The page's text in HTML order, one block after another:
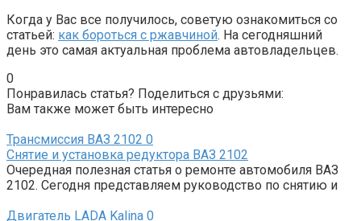
Когда у Вас все получилось, советую ознакомиться со
статьей: как бороться с ржавчиной. На сегодняшний
день это самая актуальная проблема автовладельцев.
0
Понравилась статья? Поделиться с друзьями:
Вам также может быть интересно
Трансмиссия ВАЗ 2102 0
Снятие и установка редуктора ВАЗ 2102
Очередная полезная статья о ремонте автомобиля ВАЗ
2102. Сегодня представляем руководство по снятию и
Двигатель LADA Kalina 0